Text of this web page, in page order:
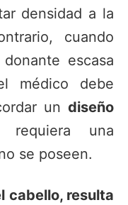
densidad a la
cuando
escasa
médico debe
un diseño
una
se poseen.
cabello, resulta